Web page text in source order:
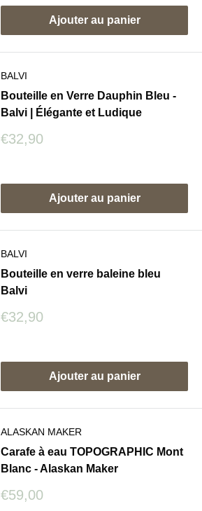
Ajouter au panier
BALVI
Bouteille en Verre Dauphin Bleu -
Balvi | Élégante et Ludique
Prix
€32,90
Ajouter au panier
BALVI
Bouteille en verre baleine bleu
Balvi
Prix
€32,90
Ajouter au panier
ALASKAN MAKER
Carafe à eau TOPOGRAPHIC Mont
Blanc - Alaskan Maker
Prix
€59,00